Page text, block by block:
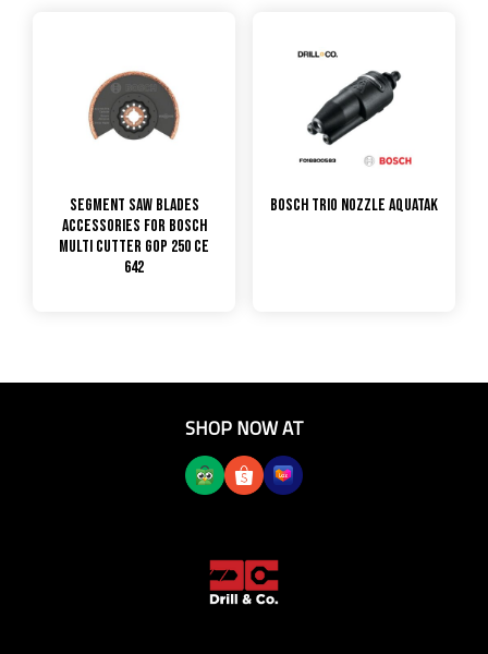
Segment Saw Blades
Accessories for Bosch
Multi Cutter GOP 250 CE
642
Bosch Trio Nozzle Aquatak
SHOP NOW AT